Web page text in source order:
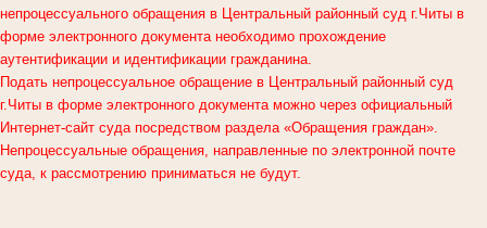
непроцессуального обращения в Центральный районный суд г.Читы в
форме электронного документа необходимо прохождение
аутентификации и идентификации гражданина.
Подать непроцессуальное обращение в Центральный районный суд
г.Читы в форме электронного документа можно через официальный
Интернет-сайт суда посредством раздела «Обращения граждан».
Непроцессуальные обращения, направленные по электронной почте
суда, к рассмотрению приниматься не будут.